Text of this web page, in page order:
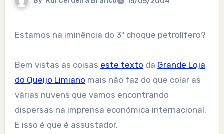
Estamos na iminência do 3º choque petrolífero?
Bem vistas as coisas este texto da Grande Loja
do Queijo Limiano mais não faz do que colar as
várias nuvens que vamos encontrando
dispersas na imprensa económica internacional.
E isso é que é assustador.